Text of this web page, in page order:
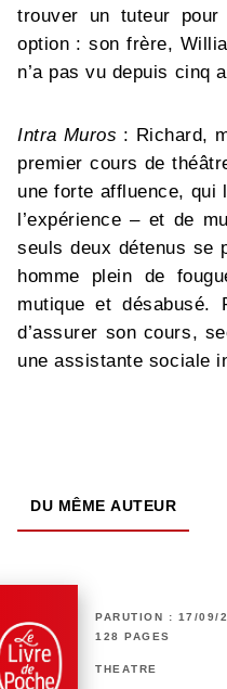
trouver un tuteur
option : son frère,
n’a pas vu depuis cinq
Intra Muros : Richard,
premier cours de
une forte affluence, qui
l’expérience – et de
seuls deux détenus se
homme plein de
mutique et désabusé.
d’assurer son cours,
une assistante sociale
DU MÊME AUTEUR
PARUTION : 17/09/
128 PAGES
THÉÂTRE